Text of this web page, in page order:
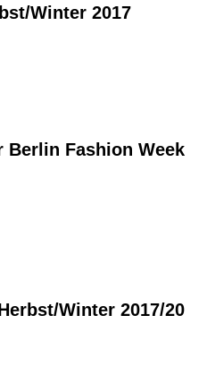
Winter 2017
Berlin Fashion Week
Winter 2017/20